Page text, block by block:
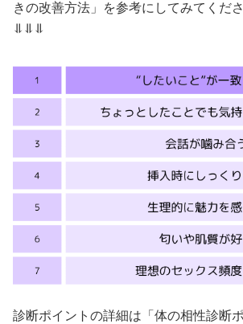
きの改善方法」を参考にしてみてくださ
⥥⥥⥥
診断ポイントの詳細は「体の相性診断